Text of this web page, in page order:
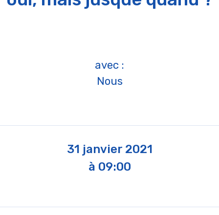
avec :
Nous
31 janvier 2021
à 09:00